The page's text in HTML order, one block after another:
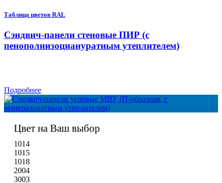
Таблица цветов RAL
Сэндвич-панели стеновые ПИР (с
пенополиизоциануратным утеплителем)
Подробнее
Цвет на Ваш выбор
1014
1015
1018
2004
3003